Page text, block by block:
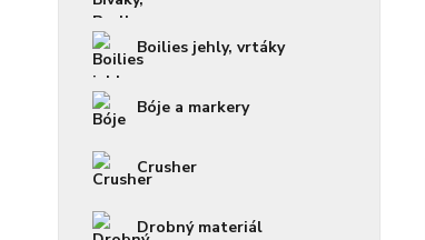
Boilies jehly, vrtáky
Bóje a markery
Crusher
Drobný materiál